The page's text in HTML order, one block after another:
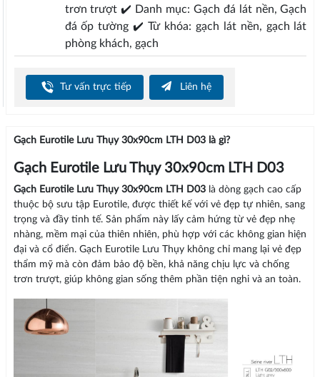
trơn trượt ✔️ Danh mục: Gạch đá lát nền, Gạch
đá ốp tường ✔️ Từ khóa: gạch lát nền, gạch lát
phòng khách, gạch
Tư vấn trực tiếp Liên hệ
Gạch Eurotile Lưu Thụy 30x90cm LTH D03 là gì?
Gạch Eurotile Lưu Thụy 30x90cm LTH D03
Gạch Eurotile Lưu Thụy 30x90cm LTH D03là dòng gạch cao cấp
thuộc bộ sưu tập Eurotile, được thiết kế với vẻ đẹp tự nhiên, sang
trọng và đầy tinh tế. Sản phẩm này lấy cảm hứng từ vẻ đẹp nhẹ
nhàng, mềm mại của thiên nhiên, phù hợp với các không gian hiện
đại và cổ điển. Gạch Eurotile Lưu Thụy không chỉ mang lại vẻ đẹp
thẩm mỹ mà còn đảm bảo độ bền, khả năng chịu lực và chống
trơn trượt, giúp không gian sống thêm phần tiện nghi và an toàn.